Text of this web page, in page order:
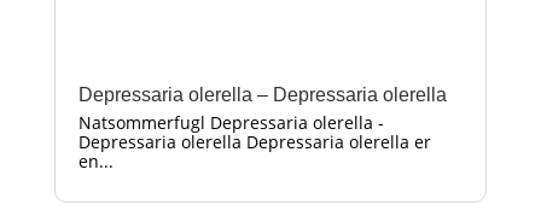
Depressaria olerella – Depressaria olerella
Natsommerfugl Depressaria olerella -
Depressaria olerella Depressaria olerella er
en...